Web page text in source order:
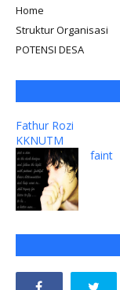
Home
Struktur Organisasi
POTENSI DESA
Fathur Rozi
KKNUTM
faint